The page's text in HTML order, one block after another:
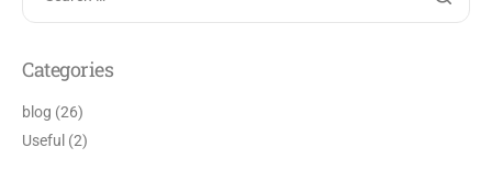
Categories
blog (26)
Useful (2)